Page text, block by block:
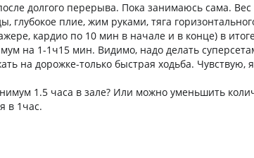
долгого перерыва. Пока занимаюсь сама.
глубокое плие, жим руками, тяга
кардио по 10 мин в начале и в конце) в
на 1-1ч15 мин. Видимо, надо делать
на дорожке-только быстрая ходьба. Чувствую,
1.5 часа в зале? Или можно уменьшить
в 1час.